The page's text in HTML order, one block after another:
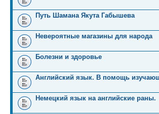
Путь Шамана Якута Габышева
Невероятные магазины для народа
Болезни и здоровье
Английский язык. В помощь
Немецкий язык на английские раны.